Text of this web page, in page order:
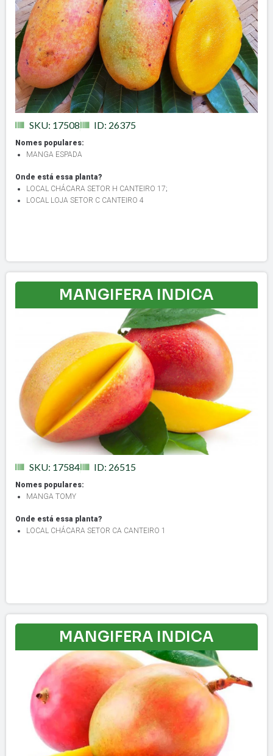
SKU: 17508 ID: 26375
Nomes populares:
MANGA ESPADA
Onde está essa planta?
LOCAL CHÁCARA SETOR H CANTEIRO 17;
LOCAL LOJA SETOR C CANTEIRO 4
MANGIFERA INDICA
SKU: 17584 ID: 26515
Nomes populares:
MANGA TOMY
Onde está essa planta?
LOCAL CHÁCARA SETOR CA CANTEIRO 1
MANGIFERA INDICA